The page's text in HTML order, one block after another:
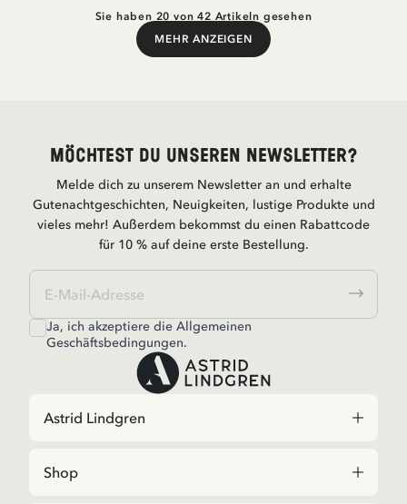
Sie haben 20 von 42 Artikeln gesehen
MEHR ANZEIGEN
Mehr anzeigen
Möchtest du unseren Newsletter?
Melde dich zu unserem Newsletter an und erhalte
Gutenachtgeschichten, Neuigkeiten, lustige Produkte und
vieles mehr! Außerdem bekommst du einen Rabattcode
für 10 % auf deine erste Bestellung.
Ja, ich akzeptiere dieAllgemeinen
Geschäftsbedingungen.
Astrid Lindgren
Shop